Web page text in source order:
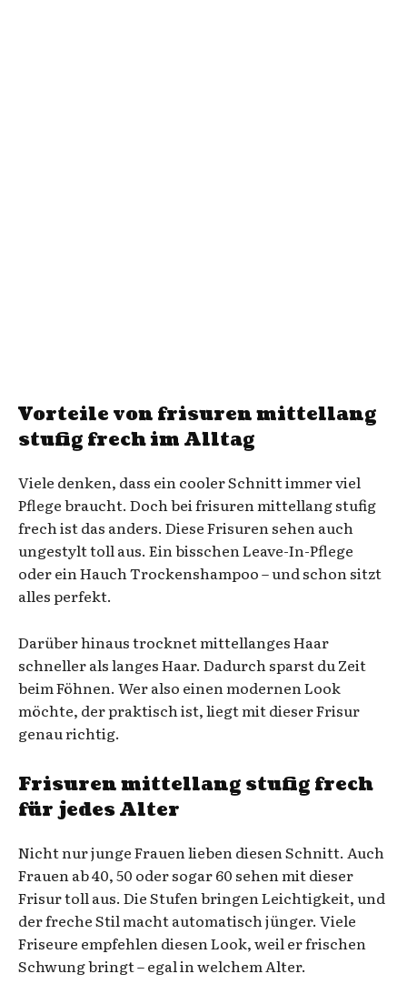
Vorteile von frisuren mittellang
stufig frech im Alltag
Viele denken, dass ein cooler Schnitt immer viel
Pflege braucht. Doch bei frisuren mittellang stufig
frech ist das anders. Diese Frisuren sehen auch
ungestylt toll aus. Ein bisschen Leave-In-Pflege
oder ein Hauch Trockenshampoo – und schon sitzt
alles perfekt.
Darüber hinaus trocknet mittellanges Haar
schneller als langes Haar. Dadurch sparst du Zeit
beim Föhnen. Wer also einen modernen Look
möchte, der praktisch ist, liegt mit dieser Frisur
genau richtig.
Frisuren mittellang stufig frech
für jedes Alter
Nicht nur junge Frauen lieben diesen Schnitt. Auch
Frauen ab 40, 50 oder sogar 60 sehen mit dieser
Frisur toll aus. Die Stufen bringen Leichtigkeit, und
der freche Stil macht automatisch jünger. Viele
Friseure empfehlen diesen Look, weil er frischen
Schwung bringt – egal in welchem Alter.